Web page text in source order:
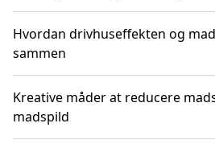
Hvordan drivhuseffekten og
sammen
Kreative måder at reducere
madspild